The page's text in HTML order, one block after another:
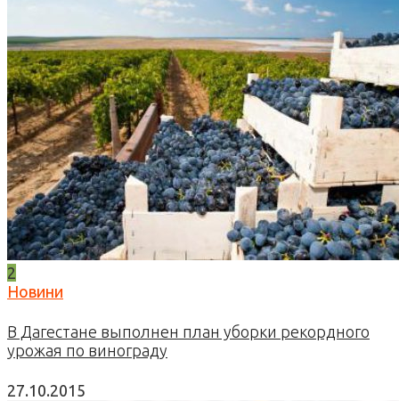
2
Новини
В Дагестане выполнен план уборки рекордного
урожая по винограду
27.10.2015